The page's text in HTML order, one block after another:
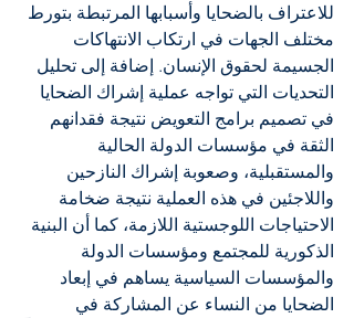
للاعتراف بالضحايا وأسبابها المرتبطة بتورط
مختلف الجهات في ارتكاب الانتهاكات
الجسيمة لحقوق الإنسان. إضافة إلى تحليل
التحديات التي تواجه عملية إشراك الضحايا
في تصميم برامج التعويض نتيجة فقدانهم
الثقة في مؤسسات الدولة الحالية
والمستقبلية، وصعوبة إشراك النازحين
واللاجئين في هذه العملية نتيجة ضخامة
الاحتياجات اللوجستية اللازمة، كما أن البنية
الذكورية للمجتمع ومؤسسات الدولة
والمؤسسات السياسية يساهم في إبعاد
الضحايا من النساء عن المشاركة في